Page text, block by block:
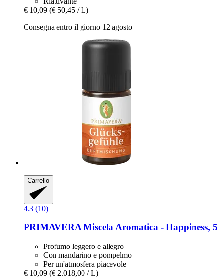
€ 10,09 (€ 50,45 / L)
Consegna entro il giorno 12 agosto
Carrello
4.3 (10)
PRIMAVERAMiscela Aromatica -​ Happiness, 5
Profumo leggero e allegro
Con mandarino e pompelmo
Per un'atmosfera piacevole
€ 10,09 (€ 2.018,00 / L)